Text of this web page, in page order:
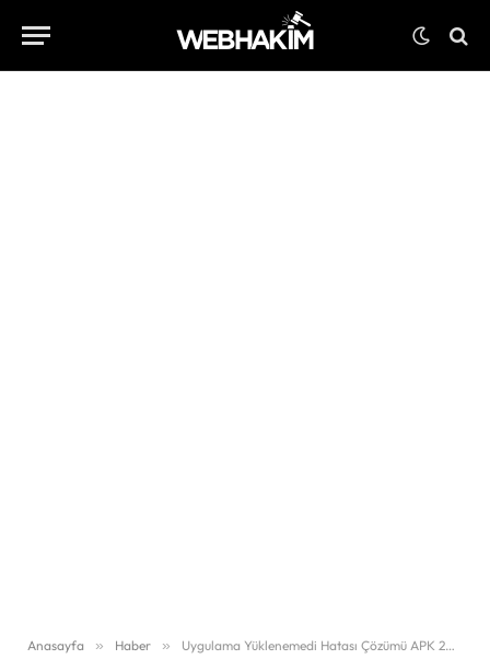
Anasayfa » Haber » Uygulama Yüklenemedi Hatası Çözümü APK 2024